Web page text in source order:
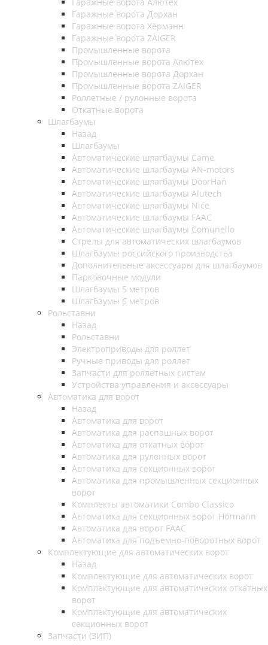
Гаражные ворота Дорхан
Гаражные ворота Хёрманн
Гаражные ворота ZAIGER
Промышленные ворота
Промышленные ворота Алютех
Промышленные ворота Дорхан
Промышленные ворота ZAIGER
Роллетные / рулонные ворота
Откатные ворота
Шлагбаумы
Назад
Шлагбаумы
Автоматические шлагбаумы Came
Автоматические шлагбаумы AN-motors
Автоматические шлагбаумы DoorHan
Автоматические шлагбаумы Alutech
Автоматические шлагбаумы Nice
Автоматические шлагбаумы FAAC
Автоматические шлагбаумы Comunello
Стрелы для автоматических шлагбаумов
Шлагбаумы российского производства
Дополнительные аксессуары для шлагбаумов
Парковочные модули
Шлагбаумы 5 метров
Шлагбаумы 6 метров
Рольставни
Назад
Рольставни
Электроприводы для роллет
Ручные приводы для роллет
Запчасти для роллетных систем
Устройства управления и аксессуары
Автоматика для ворот
Назад
Автоматика для ворот
Автоматика для распашных ворот
Автоматика для откатных ворот
Автоматика для рулонных ворот
Автоматика для секционных ворот
Автоматика для промышленных секционных
ворот
Комплекты автоматики Combo Classico
Автоматика для секционных ворот Hörmann
Автоматика для ворот FAAC
Автоматика для подъемно-поворотных ворот
Комплектующие для автоматических ворот
Назад
Комплектующие для автоматических ворот
Комплектующие для автоматических откатных
ворот
Комплектующие для автоматических
секционных ворот
Запчасти (ЗИП)